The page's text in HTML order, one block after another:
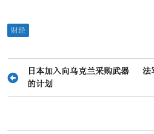
财经
文
航
日本加入向乌克兰采购武器
的计划
法